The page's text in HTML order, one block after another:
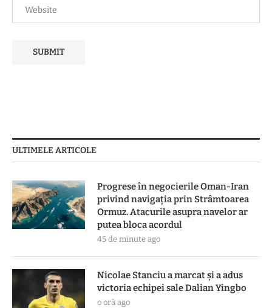
ULTIMELE ARTICOLE
Progrese în negocierile Oman-Iran
privind navigația prin Strâmtoarea
Ormuz. Atacurile asupra navelor ar
putea bloca acordul
45 de minute ago
Nicolae Stanciu a marcat și a adus
victoria echipei sale Dalian Yingbo
o oră ago